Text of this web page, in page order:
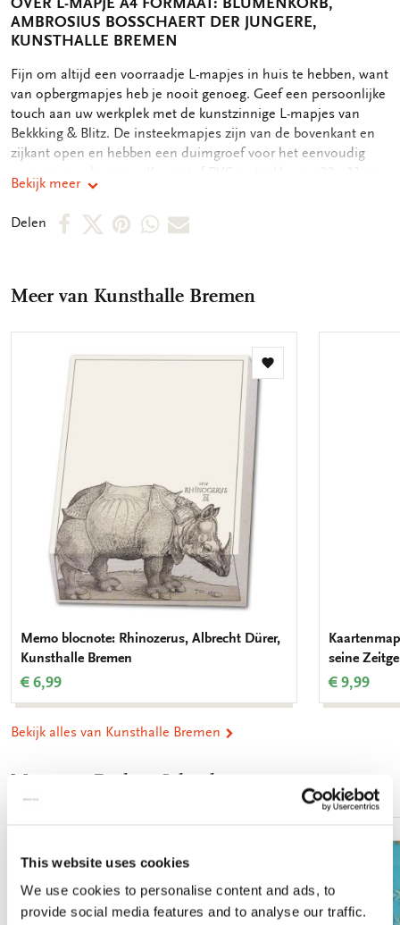
This website uses cookies
We use cookies to personalise content and ads, to
provide social media features and to analyse our traffic.
AMBROSIUS BOSSCHAERT DER JUNGERE,
KUNSTHALLE BREMEN
OMSCHRIJVING
Fijn om altijd een voorraadje L-mapjes in huis te hebben, want
van opbergmapjes heb je nooit genoeg. Geef een persoonlijke
touch aan uw werkplek met de kunstzinnige L-mapjes van
Bekkking & Blitz. De insteekmapjes zijn van de bovenkant en
zijkant open en hebben een duimgroef voor het eenvoudig
openen van de map. - Kunststof PVC insteekhoes - 22 x 31 cm
- Geschikt voor A4 formaat documenten - Full color print op
zowel voor als achterkant
Bekijk meer
Delen
DeelDeelDeelDeelDeel
mail
Meer van Kunsthalle Bremen
Toevoegen
Memo blocnote: Rhinozerus, Albrecht Dürer,
Kunsthalle Bremen
€ 6,99
seine
€ 9,99
Bekijk alles van Kunsthalle Bremen
Meer van Back to School
verlanglijst